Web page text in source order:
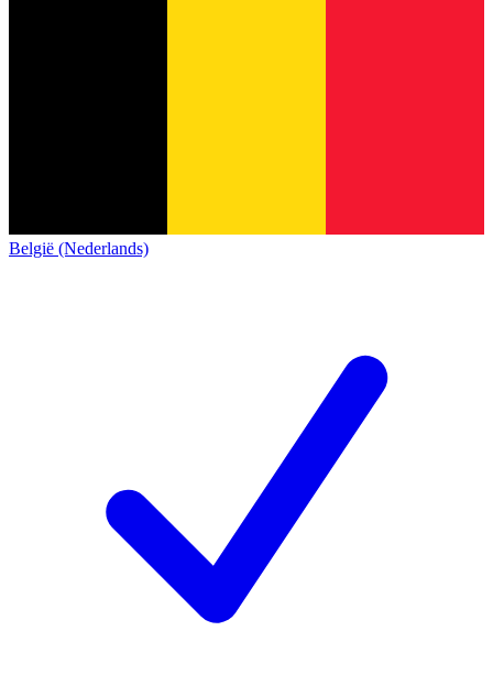
België (Nederlands)